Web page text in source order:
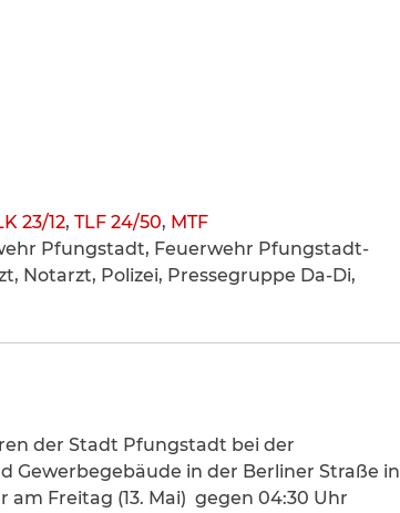
23/12,TLF 24/50, MTF
Pfungstadt, Feuerwehr Pfungstadt-
Notarzt, Polizei, Pressegruppe Da-Di,
der Stadt Pfungstadt bei der
Gewerbegebäude in der Berliner Straße in
Freitag (13. Mai) gegen 04:30 Uhr